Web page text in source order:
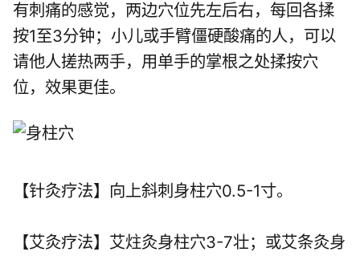
有刺痛的感觉，两边穴位先左后右，每回各揉
按1至3分钟；小儿或手臂僵硬酸痛的人，可以
请他人搓热两手，用单手的掌根之处揉按穴
位，效果更佳。
【针灸疗法】向上斜刺身柱穴0.5-1寸。
【艾灸疗法】艾炷灸身柱穴3-7壮；或艾条灸身